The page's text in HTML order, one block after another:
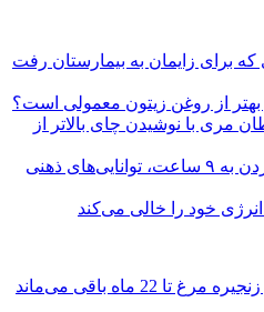
که برای زایمان به بیمارستان رفت
بهتر از روغن زیتون معمولی است؟
مری با نوشیدن چای بالاتر از
محدودکردن زمان غذاخوردن به ۹ ساعت، توانایی‌های ذهنی
خود را خالی می‌کند
22 ماه باقی می‌ماند